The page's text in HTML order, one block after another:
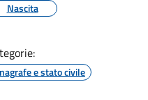
Nascita
e stato civile